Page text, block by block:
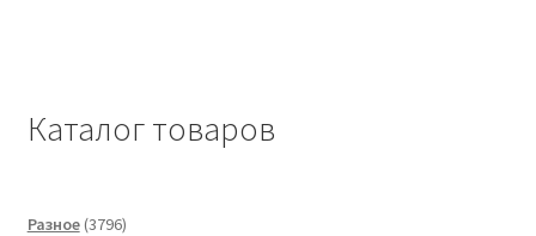
Каталог товаров
Разное 37963796